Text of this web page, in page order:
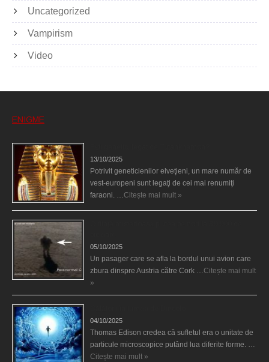
Uncategorized
Vampirism
Video
ENIGME
13/10/2025
Potrivit geneticienilor elveţieni, un mare număr de
vest-europeni sunt legaţi de cei mai renumiţi
faraoni. …Citește mai mult »
05/10/2025
Un pasager care se afla la bordul unui avion care
zbura dinspre Austria către Cork …Citește mai mult
»
04/10/2025
Thomas Edison credea că sufletul era o unitate de
particule microscopice putând lua diferite forme. …
Citește mai mult »